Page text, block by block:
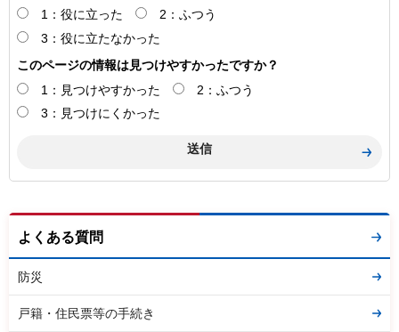
1：役に立った
2：ふつう
3：役に立たなかった
このページの情報は見つけやすかったですか？
1：見つけやすかった
2：ふつう
3：見つけにくかった
よくある質問
防災
戸籍・住民票等の手続き